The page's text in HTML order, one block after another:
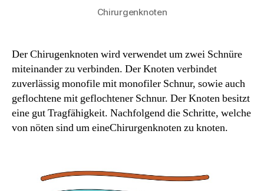
Chirurgenknoten
Der Chirugenknoten wird verwendet um zwei Schnüre
miteinander zu verbinden. Der Knoten verbindet
zuverlässig monofile mit monofiler Schnur, sowie auch
geflochtene mit geflochtener Schnur. Der Knoten besitzt
eine gut Tragfähigkeit. Nachfolgend die Schritte, welche
von nöten sind um eineChirurgenknoten zu knoten.